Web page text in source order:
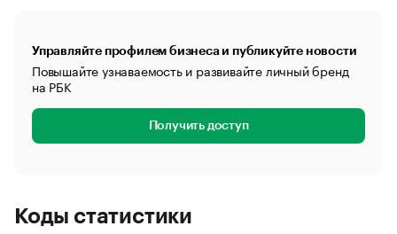
Управляйте профилем бизнеса и публикуйте новости
Повышайте узнаваемость и развивайте личный бренд
на РБК
Получить доступ
Коды статистики